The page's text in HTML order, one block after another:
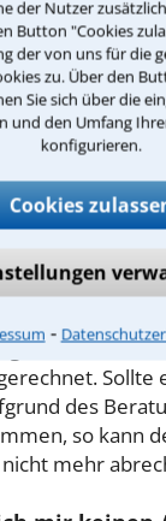
der Nutzer
Button "Cookies
der von uns für die
zu. Über den
Sie sich über die
und den Umfang
konfigurieren.
Cookies
⁃
€ zzgl.
jedoch nur für
Freiberufler
Sie die
zu
Gemäß §
auf
Sollte
des
so kann
mehr